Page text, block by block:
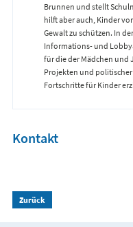
Brunnen und stellt
hilft aber auch, Kinder
Gewalt zu schützen. In
Informations- und
für die der Mädchen und
Projekten und
Fortschritte für Kinder
Kontakt
Zurück